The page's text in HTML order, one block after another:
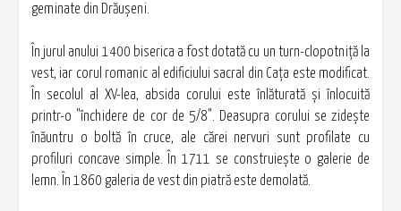
geminate din Drăușeni.
În jurul anului 1400 biserica a fost dotată cu un turn-clopotniță la
vest, iar corul romanic al edificiului sacral din Cața este modificat.
În secolul al XV-lea, absida corului este înlăturată şi înlocuită
printr-o "închidere de cor de 5/8". Deasupra corului se zideşte
înăuntru o boltă în cruce, ale cărei nervuri sunt profilate cu
profiluri concave simple. În 1711 se construieşte o galerie de
lemn. În 1860 galeria de vest din piatră este demolată.